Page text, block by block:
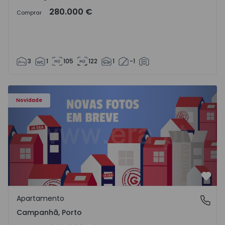
Comprar 280.000 €
3 1 105 122 1 -1
Novidade
Apartamento T3 Porto, Campanhã - 1575504 - 1
Campanhã, Porto
Apartamento
Campanhã, Porto